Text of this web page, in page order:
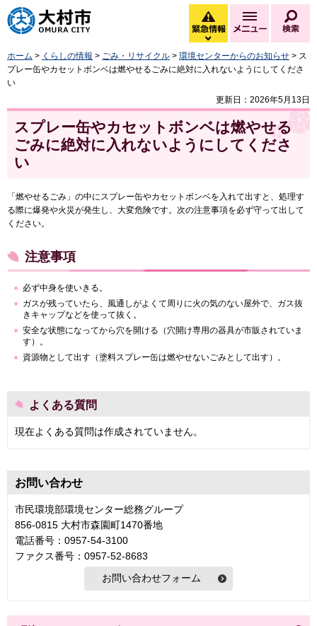
大村市
緊急情報
緊急情報を開く
メニュー
ホーム > くらしの情報 > ごみ・リサイクル > 環境センターからのお知らせ > ス
プレー缶やカセットボンベは燃やせるごみに絶対に入れないようにしてくださ
い
更新日：2026年5月13日
スプレー缶やカセットボンベは燃やせる
ごみに絶対に入れないようにしてくださ
い
「燃やせるごみ」の中にスプレー缶やカセットボンベを入れて出すと、処理す
る際に爆発や火災が発生し、大変危険です。次の注意事項を必ず守って出して
ください。
注意事項
必ず中身を使いきる。
ガスが残っていたら、風通しがよくて周りに火の気のない屋外で、ガス抜
きキャップなどを使って抜く。
安全な状態になってから穴を開ける（穴開け専用の器具が市販されていま
す）。
資源物として出す（塗料スプレー缶は燃やせないごみとして出す）。
よくある質問
現在よくある質問は作成されていません。
お問い合わせ
市民環境部環境センター総務グループ
856-0815 大村市森園町1470番地
電話番号：0957-54-3100
ファクス番号：0957-52-8683